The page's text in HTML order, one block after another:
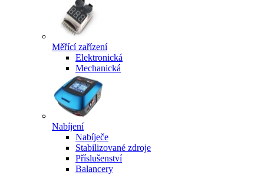
Měřící zařízení
Elektronická
Mechanická
Nabíjení
Nabíječe
Stabilizované zdroje
Příslušenství
Balancery